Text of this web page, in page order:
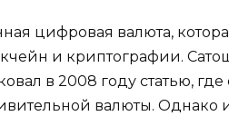
цифровая валюта,
и криптографии.​
в 2008 году статью, где
валюты.​ Однако